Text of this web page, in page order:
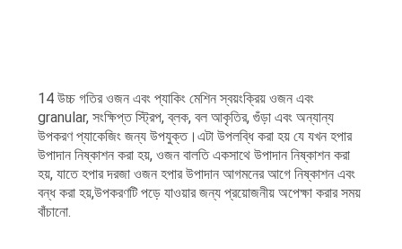
14 উচ্চ গতির ওজন এবং প্যাকিং মেশিন স্বয়ংক্রিয় ওজন এবং
granular, সংক্ষিপ্ত স্ট্রিপ, ব্লক, বল আকৃতির, গুঁড়া এবং অন্যান্য
উপকরণ প্যাকেজিং জন্য উপযুক্ত।এটা উপলব্ধি করা হয় যে যখন হপার
উপাদান নিষ্কাশন করা হয়, ওজন বালতি একসাথে উপাদান নিষ্কাশন করা
হয়, যাতে হপার দরজা ওজন হপার উপাদান আগমনের আগে নিষ্কাশন এবং
বন্ধ করা হয়,উপকরণটি পড়ে যাওয়ার জন্য প্রয়োজনীয় অপেক্ষা করার সময়
বাঁচানো.